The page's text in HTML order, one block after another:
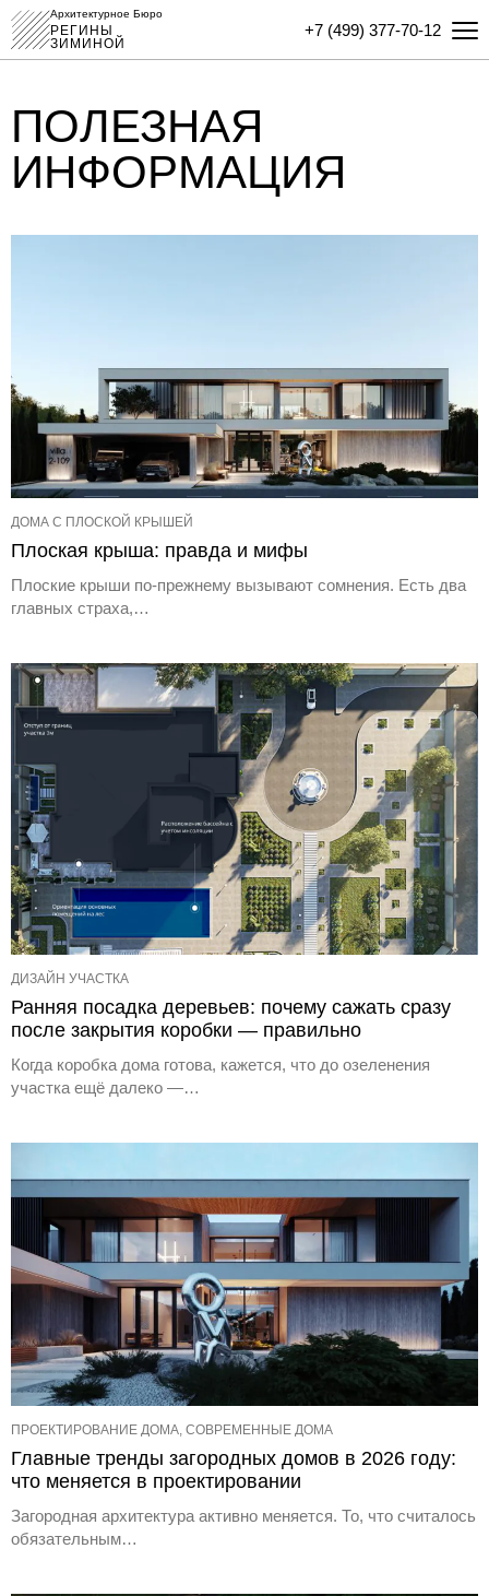
Архитектурное Бюро
РЕГИНЫ
ЗИМИНОЙ
+7 (499) 377-70-12
ПОЛЕЗНАЯ
ИНФОРМАЦИЯ
ДОМА С ПЛОСКОЙ КРЫШЕЙ
Плоская крыша: правда и мифы
Плоские крыши по-прежнему вызывают сомнения. Есть два
главных страха,…
ДИЗАЙН УЧАСТКА
Ранняя посадка деревьев: почему сажать сразу
после закрытия коробки — правильно
Когда коробка дома готова, кажется, что до озеленения
участка ещё далеко —…
ПРОЕКТИРОВАНИЕ ДОМА, СОВРЕМЕННЫЕ ДОМА
Главные тренды загородных домов в 2026 году:
что меняется в проектировании
Загородная архитектура активно меняется. То, что считалось
обязательным…